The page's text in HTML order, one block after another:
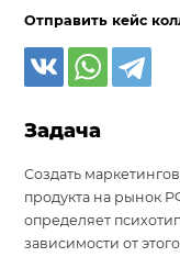
Отправить кейс
Задача
Создать
продукта на рынок
определяет
зависимости от